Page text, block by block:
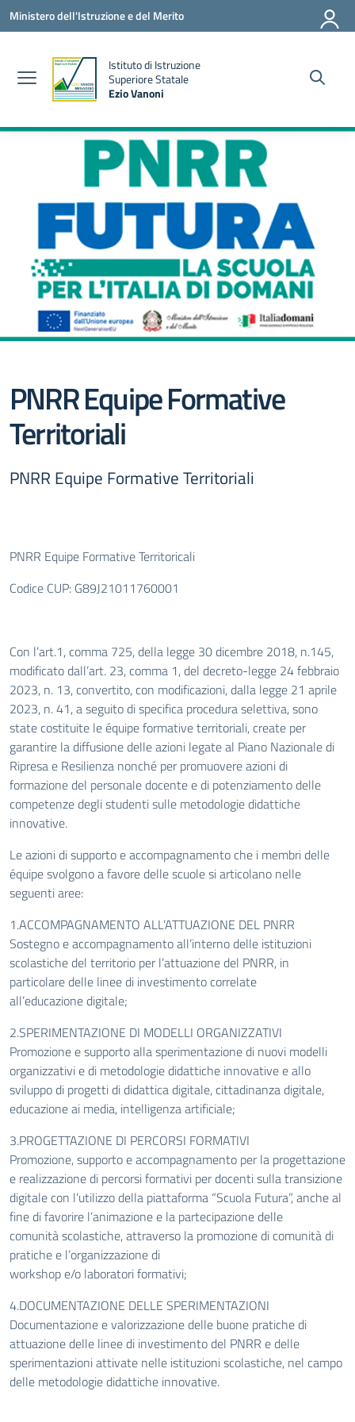
Vai ai contenuti
Vai al menu di navigazione
Vai al footer
Ministero dell'Istruzione e del Merito
Istituto di Istruzione
Superiore Statale
Ezio Vanoni
PNRR Equipe Formative
Territoriali
PNRR Equipe Formative Territoriali
PNRR Equipe Formative Territoricali
Codice CUP: G89J21011760001
Con l’art.1, comma 725, della legge 30 dicembre 2018, n.145,
modificato dall’art. 23, comma 1, del decreto-legge 24 febbraio
2023, n. 13, convertito, con modificazioni, dalla legge 21 aprile
2023, n. 41, a seguito di specifica procedura selettiva, sono
state costituite le équipe formative territoriali, create per
garantire la diffusione delle azioni legate al Piano Nazionale di
Ripresa e Resilienza nonché per promuovere azioni di
formazione del personale docente e di potenziamento delle
competenze degli studenti sulle metodologie didattiche
innovative.
Le azioni di supporto e accompagnamento che i membri delle
équipe svolgono a favore delle scuole si articolano nelle
seguenti aree:
1.ACCOMPAGNAMENTO ALL’ATTUAZIONE DEL PNRR
Sostegno e accompagnamento all’interno delle istituzioni
scolastiche del territorio per l’attuazione del PNRR, in
particolare delle linee di investimento correlate
all’educazione digitale;
2.SPERIMENTAZIONE DI MODELLI ORGANIZZATIVI
Promozione e supporto alla sperimentazione di nuovi modelli
organizzativi e di metodologie didattiche innovative e allo
sviluppo di progetti di didattica digitale, cittadinanza digitale,
educazione ai media, intelligenza artificiale;
3.PROGETTAZIONE DI PERCORSI FORMATIVI
Promozione, supporto e accompagnamento per la progettazione
e realizzazione di percorsi formativi per docenti sulla transizione
digitale con l’utilizzo della piattaforma “Scuola Futura”, anche al
fine di favorire l’animazione e la partecipazione delle
comunità scolastiche, attraverso la promozione di comunità di
pratiche e l’organizzazione di
workshop e/o laboratori formativi;
4.DOCUMENTAZIONE DELLE SPERIMENTAZIONI
Documentazione e valorizzazione delle buone pratiche di
attuazione delle linee di investimento del PNRR e delle
sperimentazioni attivate nelle istituzioni scolastiche, nel campo
delle metodologie didattiche innovative.